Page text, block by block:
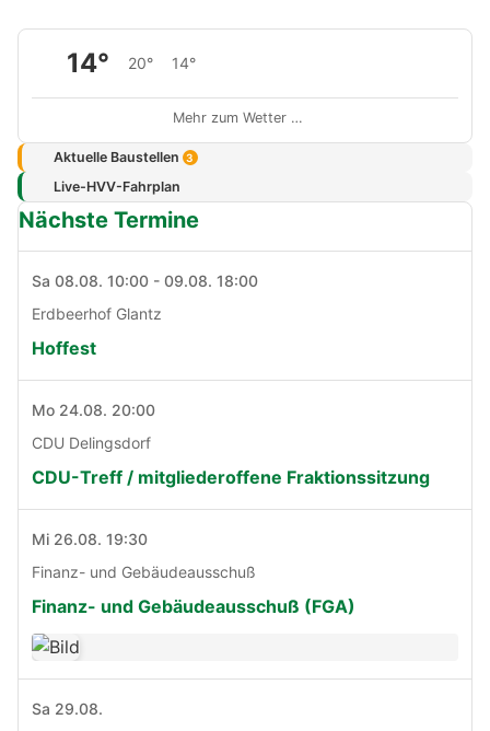
14° 20° 14°
Mehr zum Wetter …
Aktuelle Baustellen 3
Live-HVV-Fahrplan
Nächste Termine
Sa 08.08. 10:00 - 09.08. 18:00
Erdbeerhof Glantz
Hoffest
Mo 24.08. 20:00
CDU Delingsdorf
CDU-Treff / mitgliederoffene Fraktionssitzung
Mi 26.08. 19:30
Finanz- und Gebäudeausschuß
Finanz- und Gebäudeausschuß (FGA)
Sa 29.08.